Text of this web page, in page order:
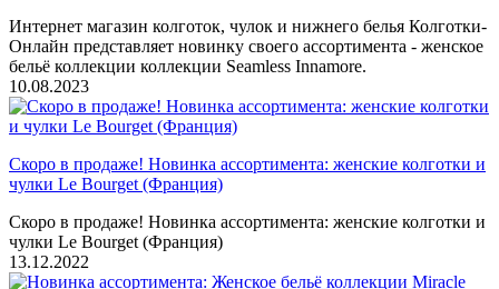
Интернет магазин колготок, чулок и нижнего белья Колготки-
Онлайн представляет новинку своего ассортимента - женское
бельё коллекции коллекции Seamless Innamore.
10.08.2023
Скоро в продаже! Новинка ассортимента: женские колготки и
чулки Le Bourget (Франция)
Скоро в продаже! Новинка ассортимента: женские колготки и
чулки Le Bourget (Франция)
13.12.2022